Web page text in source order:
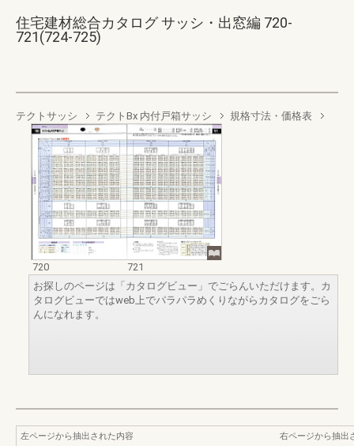
住宅建材総合カタログ サッシ・出窓編 720-
721(724-725)
テクトサッシ テクトBx 内付戸箱サッシ 規格寸法・価格表
720
721
お探しのページは「カタログビュー」でごらんいただけます。カ
タログビューではweb上でパラパラめくりながらカタログをごら
んになれます。
左ページから抽出された内容
右ページから抽出